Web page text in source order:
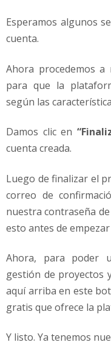
Esperamos algunos
cuenta.
Ahora procedemos a
para que la
según las
Damos clic en
cuenta creada.
Luego de finalizar el
correo de
nuestra contraseña
esto antes de
Ahora, para poder
gestión de proyectos
aquí arriba en este
gratis que ofrece la
Y listo. Ya tenemos